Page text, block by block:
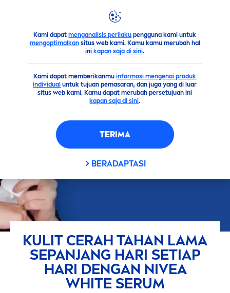
Kami dapatmenganalisis perilaku pengguna kami untuk
mengoptimalkansitus web kami. Kamu kamu merubah hal
ini kapan saja di sini.
Kami dapat memberikanmuinformasi mengenai produk
individual untuk tujuan pemasaran, dan juga yang di luar
situs web kami. Kamu dapat merubah persetujuan ini
kapan saja di sini.
TERIMA
BERADAPTASI
Saran Kulit KULIT CERAH TAHAN LAMA SEPANJANG
KULIT CERAH TAHAN LAMA
SEPANJANG HARI SETIAP
HARI DENGAN NIVEA
WHITESERUM